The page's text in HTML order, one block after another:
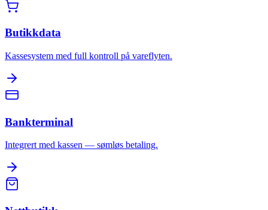
Butikkdata
Kassesystem med full kontroll på vareflyten.
Bankterminal
Integrert med kassen — sømløs betaling.